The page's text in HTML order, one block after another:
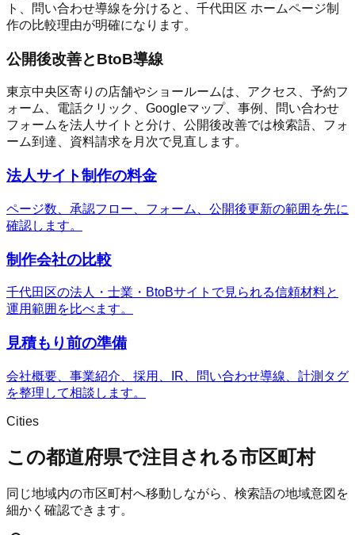
ト、問い合わせ導線を分けると、千代田区 ホームページ制
作の比較理由が明確になります。
公開後改善とBtoB導線
東京中央区寄りの店舗やショールームは、アクセス、予約フ
ォーム、電話クリック、Googleマップ、事例、問い合わせ
フォームを法人サイトと分け、公開後改善では検索語、フォ
ーム到達、資料請求を月次で見直します。
法人サイト制作の料金
ページ数、承認フロー、フォーム、公開後更新の範囲を先に
確認します。
制作会社の比較
千代田区の法人・士業・BtoBサイトで見られる信頼材料と
運用範囲を比べます。
見積もり前の準備
会社概要、事業紹介、採用、IR、問い合わせ導線、計測タグ
を整理して相談します。
Cities
この都道府県で注目される市区町村
同じ地域内の市区町村へ移動しながら、検索語の地域意図を
細かく確認できます。